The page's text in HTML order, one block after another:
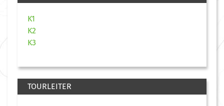
K1
K2
K3
TOURLEITER